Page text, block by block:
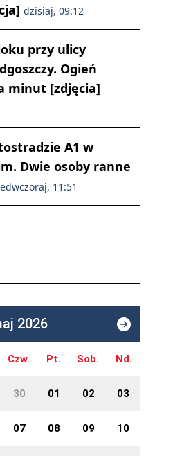
dzisiaj, 09:12
przy ulicy
Ogień
minut [zdjęcia]
A1 w
Dwie osoby ranne
11:51
2026
Czw. Pt. Sob. Nd.
30 01 02 03
07 08 09 10